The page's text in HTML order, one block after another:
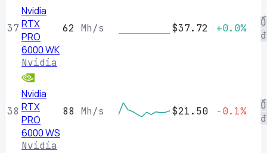
37
Nvidia
RTX
PRO
6000 WK
Nvidia
62 Mh/s $37.72 +0.0%
38
Nvidia
RTX
PRO
6000 WS
Nvidia
88 Mh/s $21.50 -0.1%